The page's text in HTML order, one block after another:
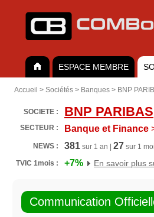
ESPACE MEMBRE
Accueil > Sociétés > Banques > BNP
SOCIETE : BNP PARIBAS
SECTEUR : Banque et Finance
NEWS : 381 sur 1 an | 27 sur 1
TVIC 1mois :
+7% En savoir plus
Communication